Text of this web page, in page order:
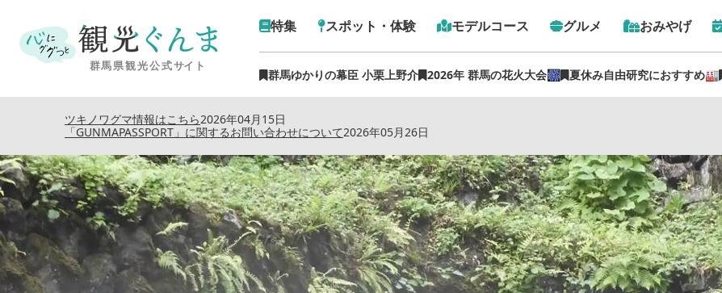
特集 スポット・体験 モデルコース グルメ おみやげ
群馬ゆかりの幕臣 小栗上野介 2026年 群馬の花火大会🎆 夏休み自由研究におすすめ🏭
2026年04月15日
ツキノワグマ情報はこちら
2026年05月26日
「GUNMAPASSPORT」に関するお問い合わせについて
トップ›特集記事